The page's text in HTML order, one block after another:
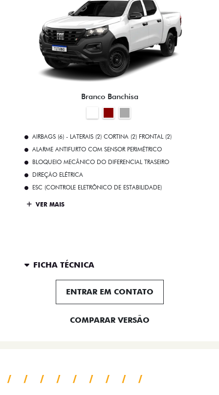
Branco Banchisa
AIRBAGS (6) - LATERAIS (2) CORTINA (2) FRONTAL (2)
ALARME ANTIFURTO COM SENSOR PERIMÉTRICO
BLOQUEIO MECÂNICO DO DIFERENCIAL TRASEIRO
DIREÇÃO ELÉTRICA
ESC (CONTROLE ELETRÔNICO DE ESTABILIDADE)
VER MAIS
FICHA TÉCNICA
ENTRAR EM CONTATO
COMPARAR VERSÃO